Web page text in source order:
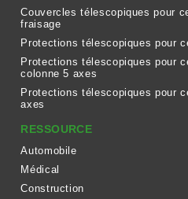
Couvercles télescopiques pour
fraisage
Protections télescopiques pour
Protections télescopiques pour
colonne 5 axes
Protections télescopiques pour
axes
RESSOURCE
Automobile
Médical
Construction